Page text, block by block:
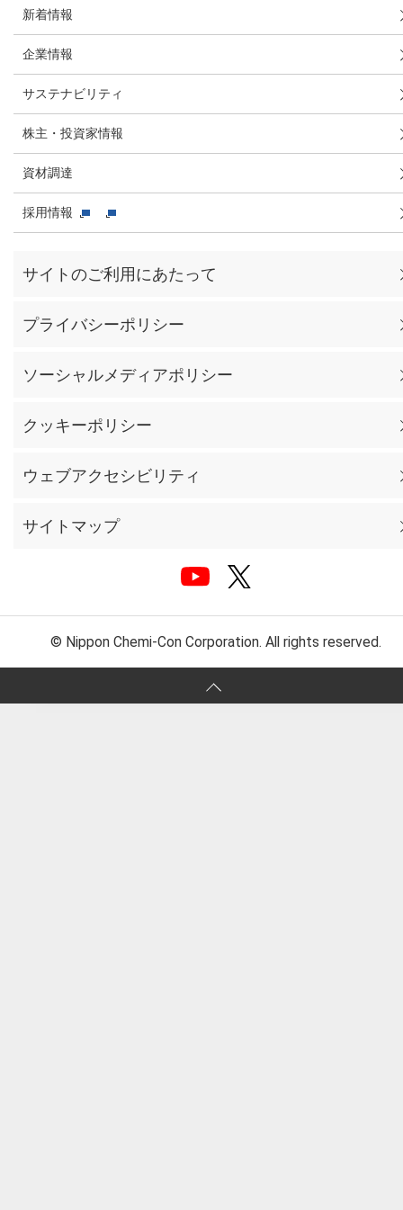
新着情報
企業情報
サステナビリティ
株主・投資家情報
資材調達
採用情報
サイトのご利用にあたって
プライバシーポリシー
ソーシャルメディアポリシー
クッキーポリシー
ウェブアクセシビリティ
サイトマップ
© Nippon Chemi-Con Corporation. All rights reserved.